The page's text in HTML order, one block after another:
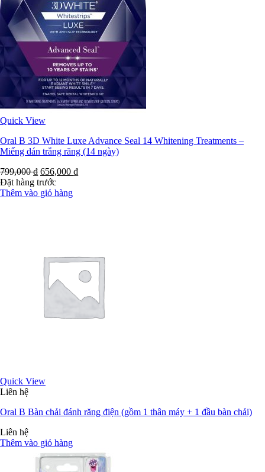
Quick View
Oral B 3D White Luxe Advance Seal 14 Whitening Treatments –
Miếng dán trắng răng (14 ngày)
799,000₫ 656,000 ₫
Đặt hàng trước
Thêm vào giỏ hàng
Quick View
Liên hệ
Oral B Bàn chải đánh răng điện (gồm 1 thân máy + 1 đầu bàn chải)
Liên hệ
Thêm vào giỏ hàng